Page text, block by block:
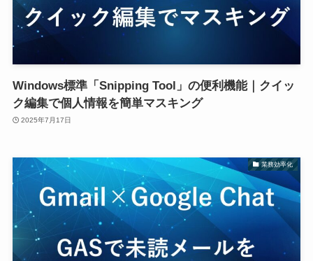
Windows標準「Snipping Tool」の便利機能｜クイッ
ク編集で個人情報を簡単マスキング
2025年7月17日
業務効率化